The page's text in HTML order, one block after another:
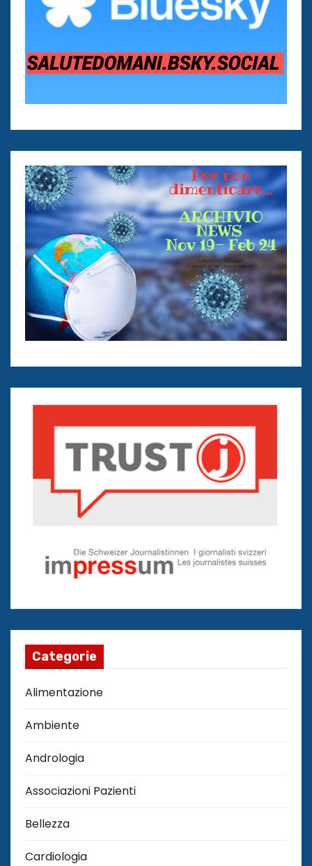
Categorie
Alimentazione
Ambiente
Andrologia
Associazioni Pazienti
Bellezza
Cardiologia